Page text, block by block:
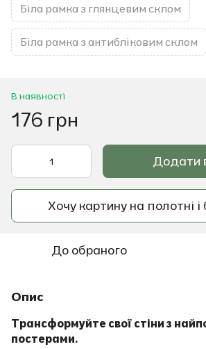
Біла рамка з глянцевим склом
Біла рамка з антибліковим склом
В наявності
176 грн
Додати
Хочу картину на полотні
До обраного
Опис
Трансформуйте свої стіни з
постерами.